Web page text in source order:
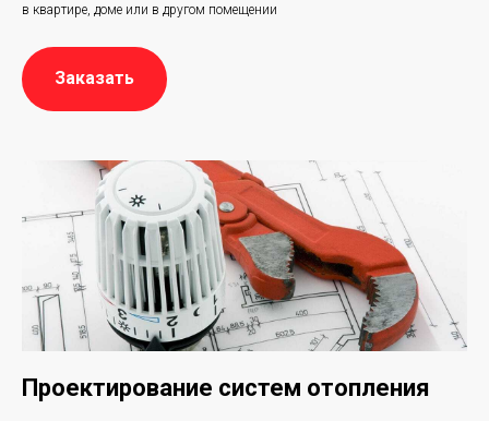
в квартире, доме или в другом помещении
Заказать
Проектирование систем отопления